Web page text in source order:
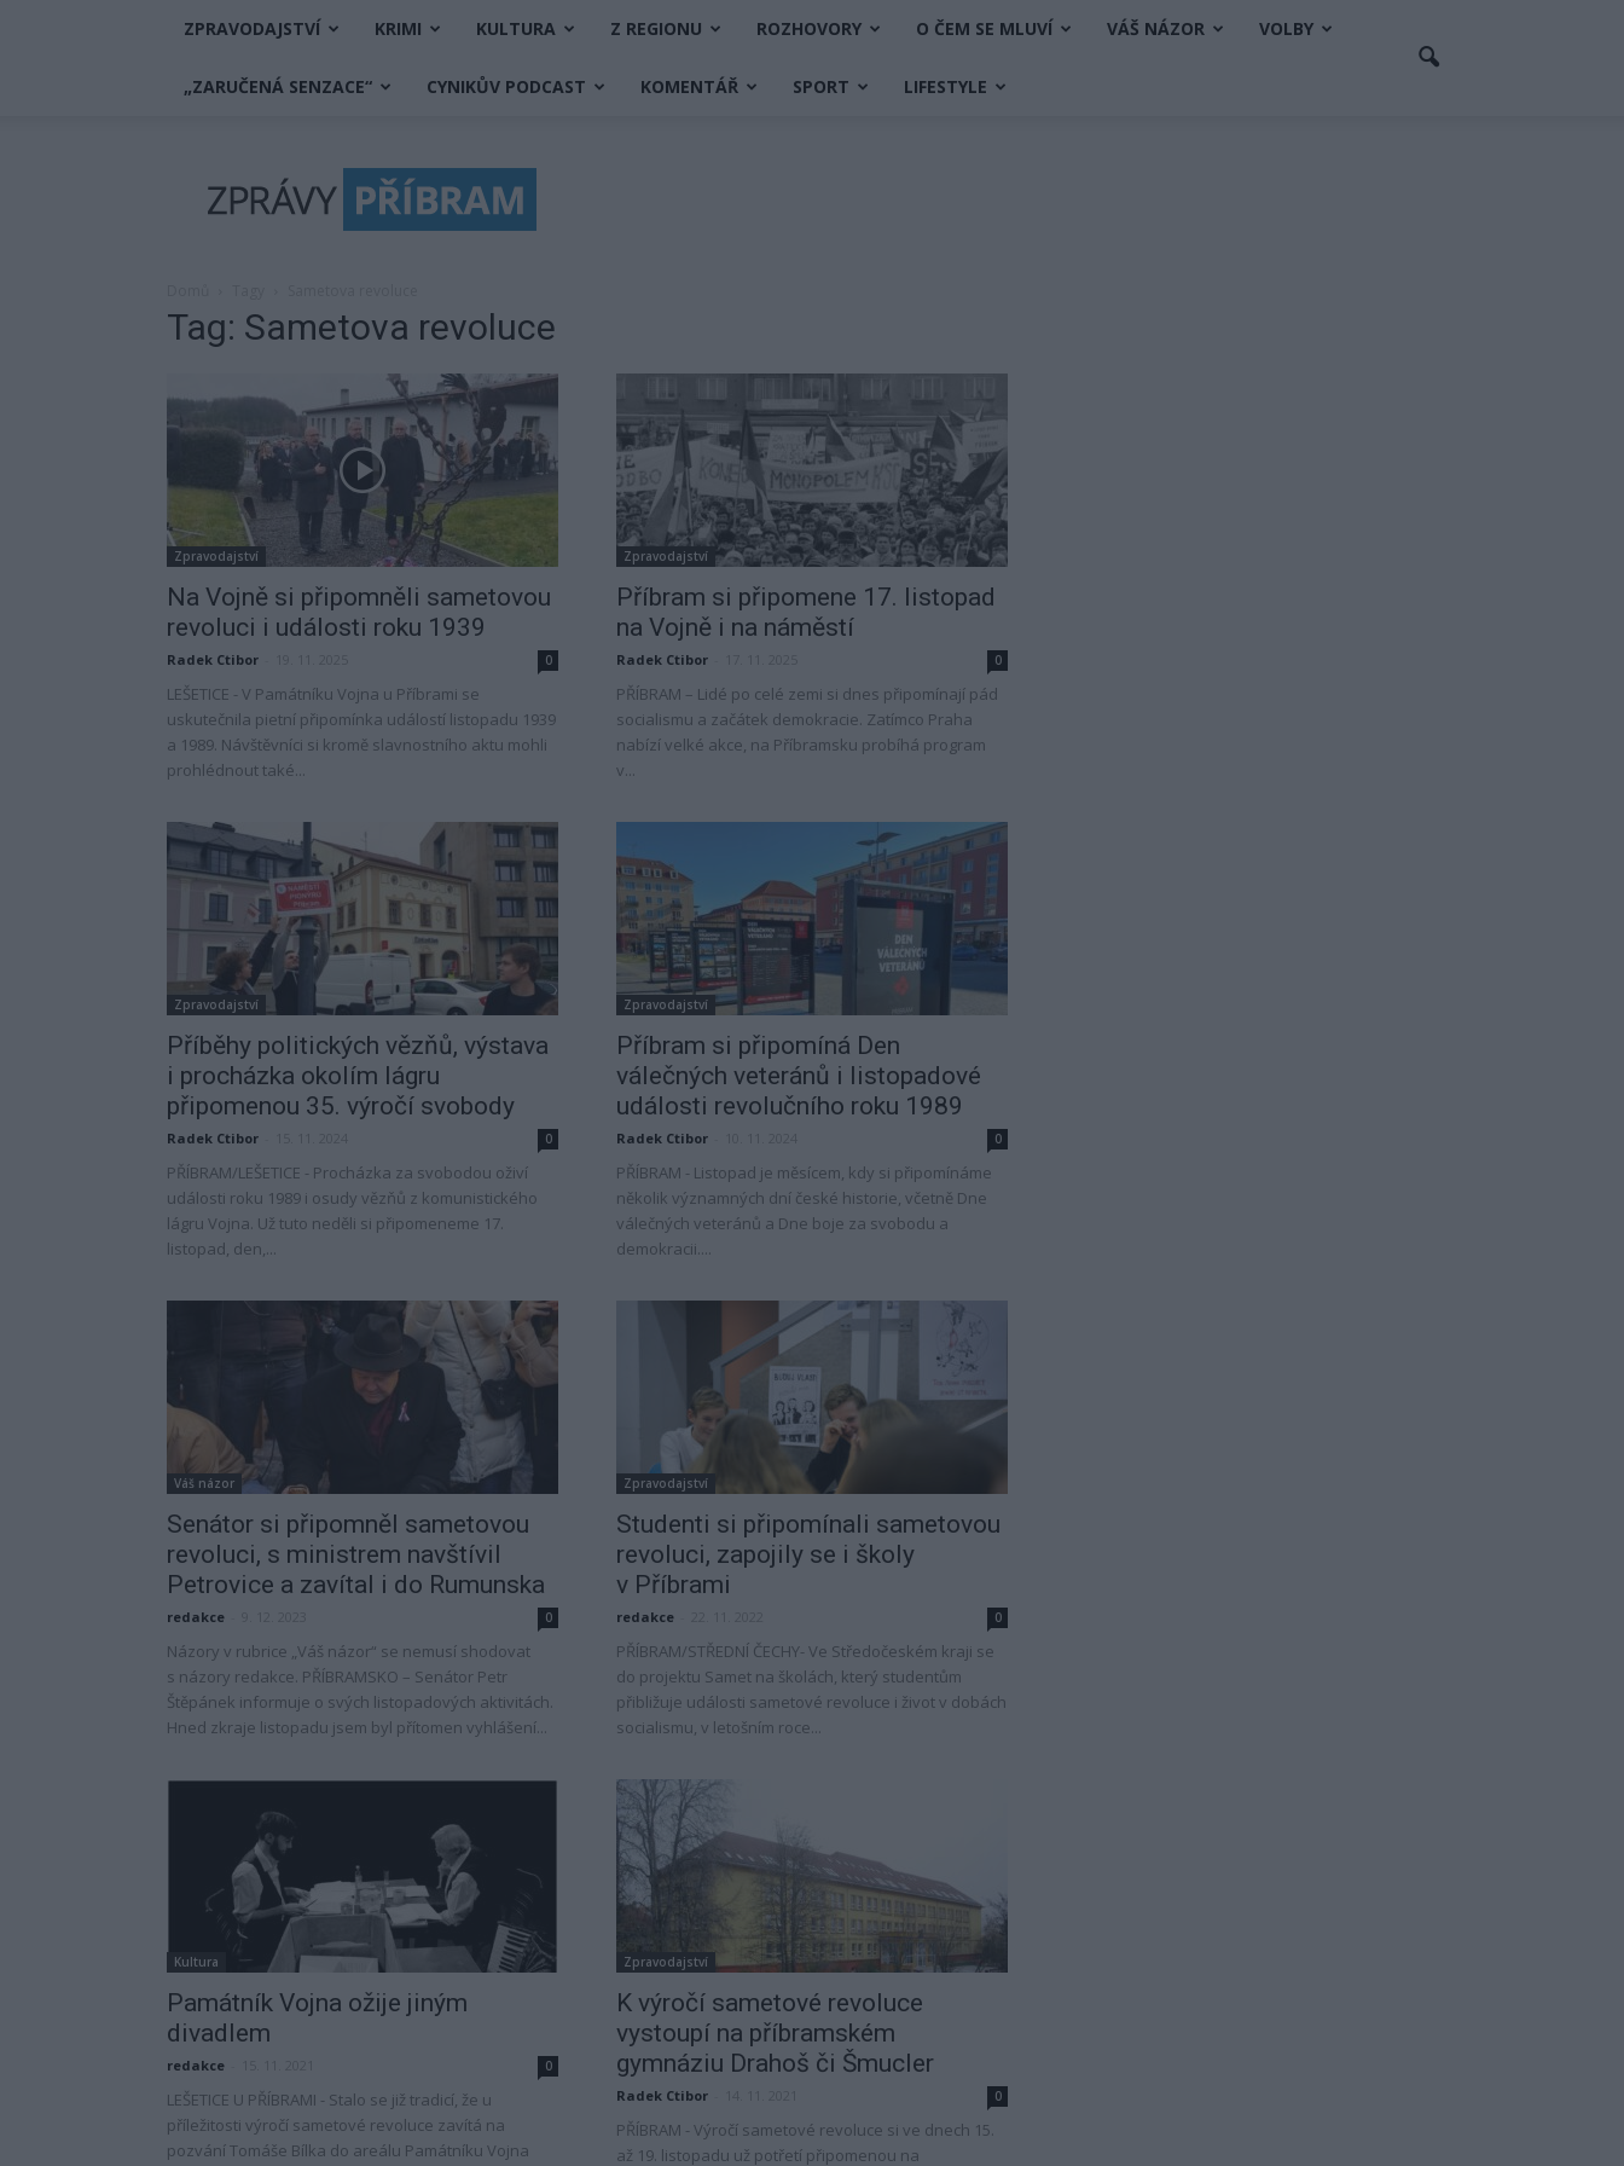
ZPRAVODAJSTVÍ KRIMI KULTURA Z REGIONU ROZHOVORY O ČEM SE MLUVÍ VÁŠ NÁZOR VOLBY
„ZARUČENÁ SENZACE“ CYNIKŮV PODCAST KOMENTÁŘ SPORT LIFESTYLE
Příbram
Tag: Sametova revoluce
Zpravodajství
Na Vojně si připomněli sametovou
revoluci i události roku 1939
Radek Ctibor 0
LEŠETICE - V Památníku Vojna u Příbrami se
uskutečnila pietní připomínka událostí listopadu 1939
a 1989. Návštěvníci si kromě slavnostního aktu mohli
prohlédnout také...
Zpravodajství
Příbram si připomene 17. listopad
na Vojně i na náměstí
Radek Ctibor 0
PŘÍBRAM – Lidé po celé zemi si dnes připomínají pád
socialismu a začátek demokracie. Zatímco Praha
nabízí velké akce, na Příbramsku probíhá program
v...
Zpravodajství
Příběhy politických vězňů, výstava
i procházka okolím lágru
připomenou 35. výročí svobody
Radek Ctibor 0
PŘÍBRAM/LEŠETICE - Procházka za svobodou oživí
události roku 1989 i osudy vězňů z komunistického
lágru Vojna. Už tuto neděli si připomeneme 17.
listopad, den,...
Zpravodajství
Příbram si připomíná Den
válečných veteránů i listopadové
události revolučního roku 1989
Radek Ctibor 0
PŘÍBRAM - Listopad je měsícem, kdy si připomínáme
několik významných dní české historie, včetně Dne
válečných veteránů a Dne boje za svobodu a
demokracii....
Váš názor
Senátor si připomněl sametovou
revoluci, s ministrem navštívil
Petrovice a zavítal i do Rumunska
redakce 0
Názory v rubrice „Váš názor“ se nemusí shodovat
s názory redakce. PŘÍBRAMSKO – Senátor Petr
Štěpánek informuje o svých listopadových aktivitách.
Hned zkraje listopadu jsem byl přítomen vyhlášení...
Zpravodajství
Studenti si připomínali sametovou
revoluci, zapojily se i školy
v Příbrami
redakce 0
PŘÍBRAM/STŘEDNÍ ČECHY- Ve Středočeském kraji se
do projektu Samet na školách, který studentům
přibližuje události sametové revoluce i život v dobách
socialismu, v letošním roce...
Kultura
Památník Vojna ožije jiným
divadlem
redakce 0
LEŠETICE U PŘÍBRAMI - Stalo se již tradicí, že u
příležitosti výročí sametové revoluce zavítá na
pozvání Tomáše Bílka do areálu Památníku Vojna
Zpravodajství
K výročí sametové revoluce
vystoupí na příbramském
gymnáziu Drahoš či Šmucler
Radek Ctibor 0
PŘÍBRAM - Výročí sametové revoluce si ve dnech 15.
až 19. listopadu už potřetí připomenou na